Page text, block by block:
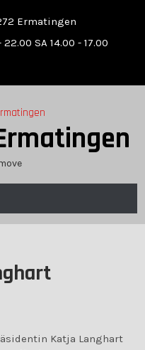
Ermatingen
22.00 SA 14.00 - 17.00
Katja Langhart